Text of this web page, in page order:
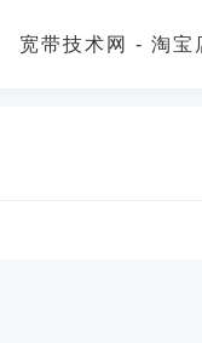
宽带技术网 - 淘宝